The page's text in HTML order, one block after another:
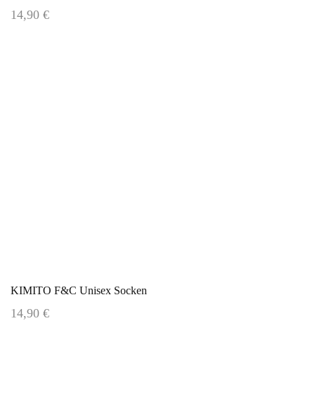
14,90 €
KIMITO F&C Unisex Socken
14,90 €